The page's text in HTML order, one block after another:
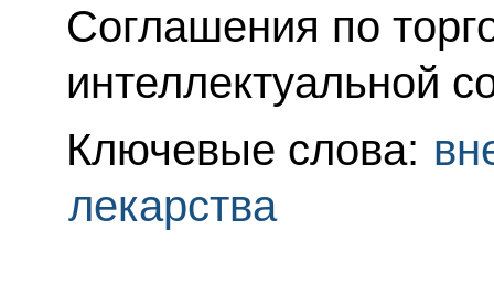
Соглашения по
интеллектуальной
Ключевые слова:
лекарства